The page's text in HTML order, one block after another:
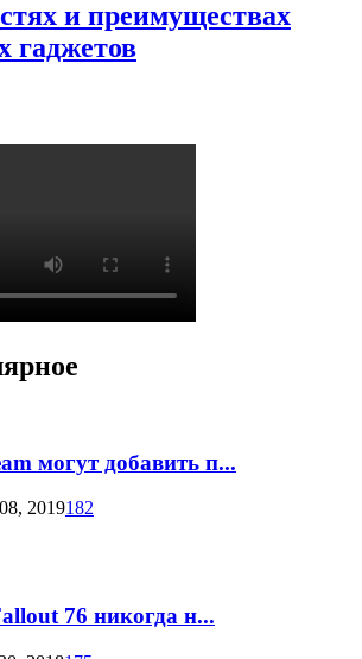
и преимуществах
гаджетов
могут добавить п...
2019182
76 никогда н...